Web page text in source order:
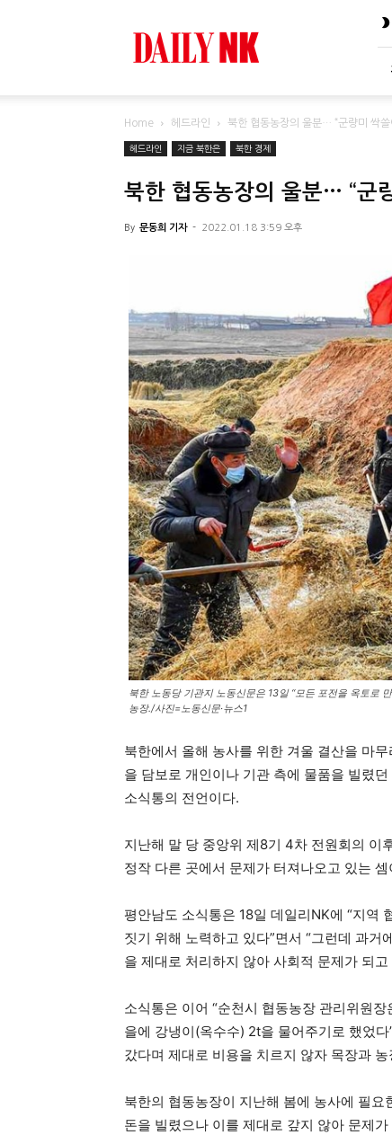
Home 헤드라인 북한 협동농장의 울분… “군량미 싹쓸
헤드라인 지금 북한은 북한 경제
북한 협동농장의 울분… “군
By 문동희 기자 - 2022.01.18 3:59 오후
북한 노동당 기관지 노동신문은 13일 “모든 포전을 옥토로
농장./사진=노동신문·뉴스1
북한에서 올해 농사를 위한 겨울 결산을 마
을 담보로 개인이나 기관 측에 물품을 빌렸
소식통의 전언이다.
지난해 말 당 중앙위 제8기 4차 전원회의 이
정작 다른 곳에서 문제가 터져나오고 있는 셈
평안남도 소식통은 18일 데일리NK에 “지역
짓기 위해 노력하고 있다”면서 “그런데 과
을 제대로 처리하지 않아 사회적 문제가 되고
소식통은 이어 “순천시 협동농장 관리위원
을에 강냉이(옥수수) 2t을 물어주기로 했었
갔다며 제대로 비용을 치르지 않자 목장과
북한의 협동농장이 지난해 봄에 농사에 필
돈을 빌렸으나 이를 제대로 갚지 않아 문제